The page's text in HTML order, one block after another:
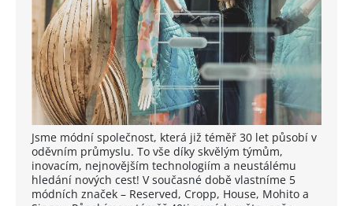
Jsme módní společnost, která již téměř 30 let působí v
oděvním průmyslu. To vše díky skvělým týmům,
inovacím, nejnovějším technologiím a neustálému
hledání nových cest! V současné době vlastníme 5
módních značek – Reserved, Cropp, House, Mohito a